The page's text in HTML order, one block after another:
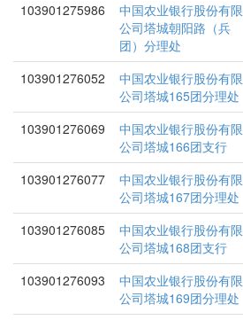
103901275986
中国农业银行股份有限
公司塔城朝阳路（兵
团）分理处
103901276052
中国农业银行股份有限
公司塔城165团分理处
103901276069
中国农业银行股份有限
公司塔城166团支行
103901276077
中国农业银行股份有限
公司塔城167团分理处
103901276085
中国农业银行股份有限
公司塔城168团支行
103901276093
中国农业银行股份有限
公司塔城169团分理处